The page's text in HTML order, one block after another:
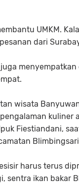
UMKM.
dari
wisata
kuliner
Fiestiandani,
harus terus
sentra ikan bakar